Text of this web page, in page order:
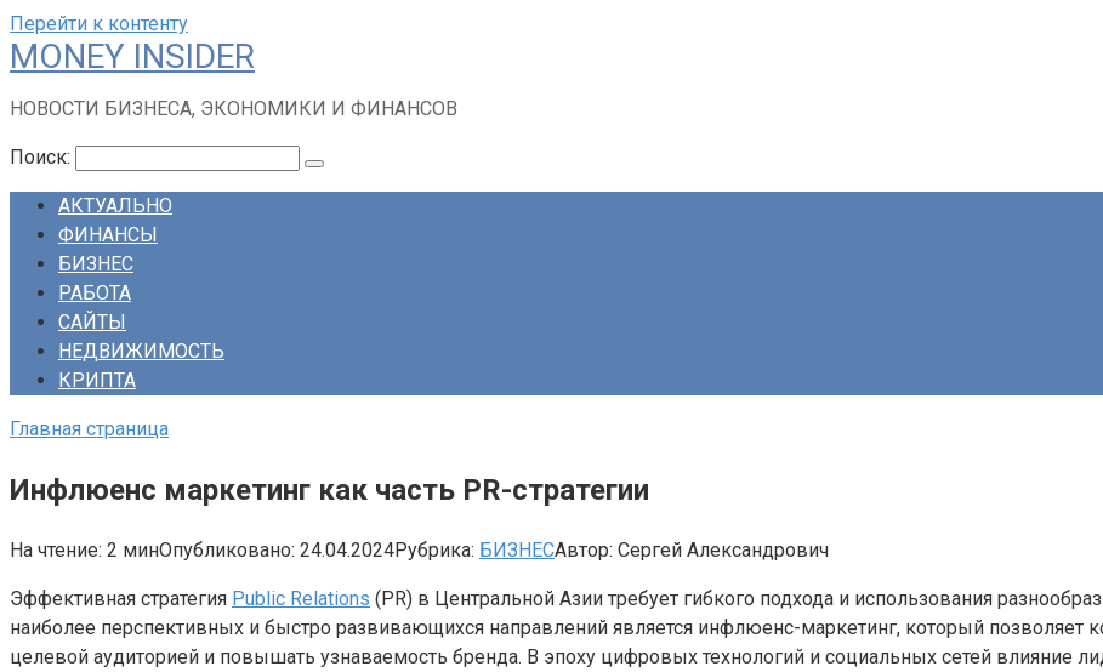
Перейти к контенту
MONEY INSIDER
НОВОСТИ БИЗНЕСА, ЭКОНОМИКИ И ФИНАНСОВ
Поиск:
АКТУАЛЬНО
ФИНАНСЫ
БИЗНЕС
РАБОТА
САЙТЫ
НЕДВИЖИМОСТЬ
КРИПТА
Главная страница
Инфлюенс маркетинг как часть PR-стратегии
На чтение: 2 минОпубликовано: 24.04.2024Рубрика: БИЗНЕСАвтор: Сергей Александрович
Эффективная стратегия Public Relations (PR) в Центральной Азии требует гибкого подхода и использования
наиболее перспективных и быстро развивающихся направлений является инфлюенс-маркетинг, который
целевой аудиторией и повышать узнаваемость бренда. В эпоху цифровых технологий и социальных сетей влияние